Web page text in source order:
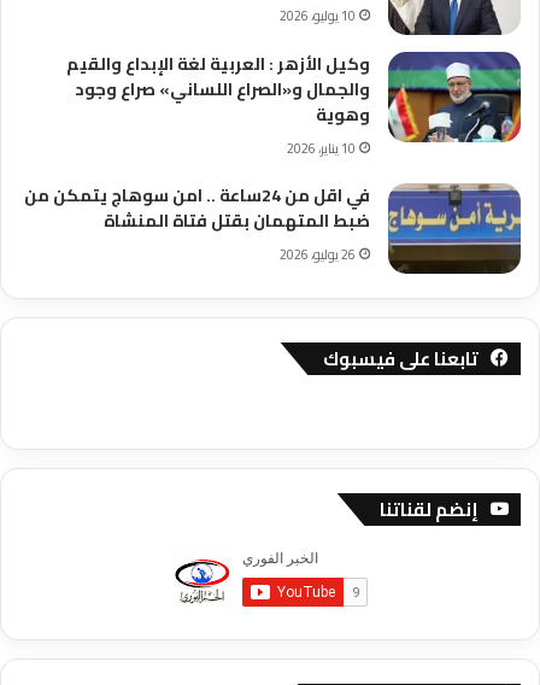
10 يوليو، 2026
وكيل الأزهر : العربية لغة الإبداع والقيم
والجمال و«الصراع اللساني» صراع وجود
وهوية
10 يناير، 2026
في اقل من 24ساعة .. امن سوهاج يتمكن من
ضبط المتهمان بقتل فتاة المنشاة
26 يوليو، 2026
تابعنا على فيسبوك
إنضم لقناتنا